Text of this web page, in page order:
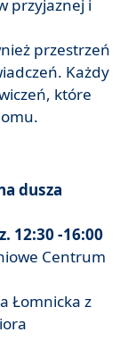
przyjaznej i
przestrzeń
Każdy
które
dusza
12:30 -16:00
Centrum
Łomnicka z